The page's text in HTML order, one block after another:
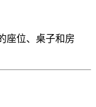
座位、桌子和房